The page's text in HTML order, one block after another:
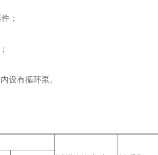
；
设有循环泵。